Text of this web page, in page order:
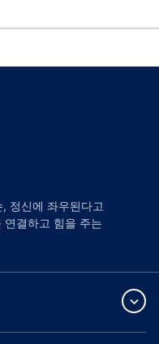
정신에 좌우된다고
연결하고 힘을 주는